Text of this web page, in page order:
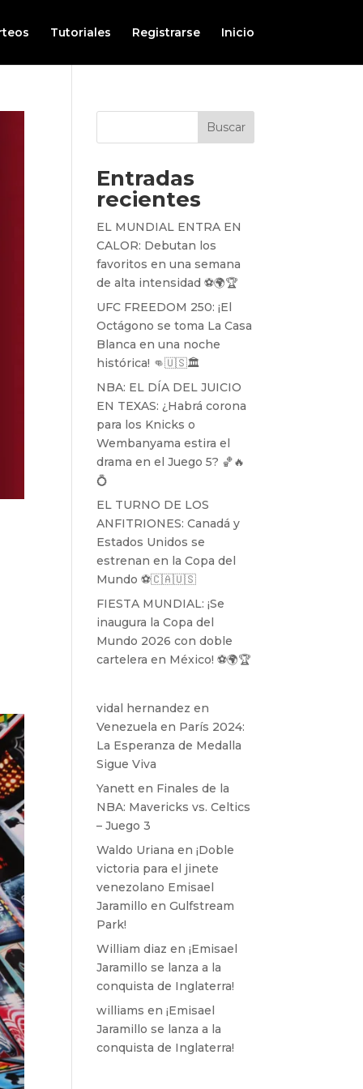
Tutoriales Registrarse Inicio
Buscar
Entradas
recientes
EL MUNDIAL ENTRA EN
CALOR: Debutan los
favoritos en una semana
de alta intensidad ⚽️🌍🏆
UFC FREEDOM 250: ¡El
Octágono se toma La Casa
Blanca en una noche
histórica! 👊🇺🇸🏛️
NBA: EL DÍA DEL JUICIO
EN TEXAS: ¿Habrá corona
para los Knicks o
Wembanyama estira el
drama en el Juego 5? 🏀🔥
💍
EL TURNO DE LOS
ANFITRIONES: Canadá y
Estados Unidos se
estrenan en la Copa del
Mundo ⚽️🇨🇦🇺🇸
FIESTA MUNDIAL: ¡Se
inaugura la Copa del
Mundo 2026 con doble
cartelera en México! ⚽️🌍🏆
vidal hernandez en
Venezuela en París 2024:
La Esperanza de Medalla
Sigue Viva
Yanett en Finales de la
NBA: Mavericks vs. Celtics
– Juego 3
Waldo Uriana en¡Doble
victoria para el jinete
venezolano Emisael
Jaramillo en Gulfstream
Park!
William diaz en¡Emisael
Jaramillo se lanza a la
conquista de Inglaterra!
williams en¡Emisael
Jaramillo se lanza a la
conquista de Inglaterra!